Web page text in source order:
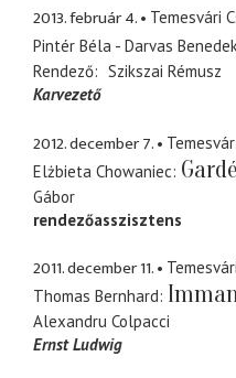
2013. február 4.
Temesvári
Pintér Béla - Darvas
Rendező
Szikszai Rémusz
Karvezető
2012. december 7.
Elżbieta Chowaniec
Gábor
rendezőasszisztens
2011. december 11.
Thomas Bernhard
Alexandru Colpacci
Ernst Ludwig